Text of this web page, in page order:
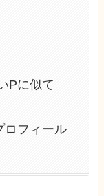
Pに似て
ロフィール